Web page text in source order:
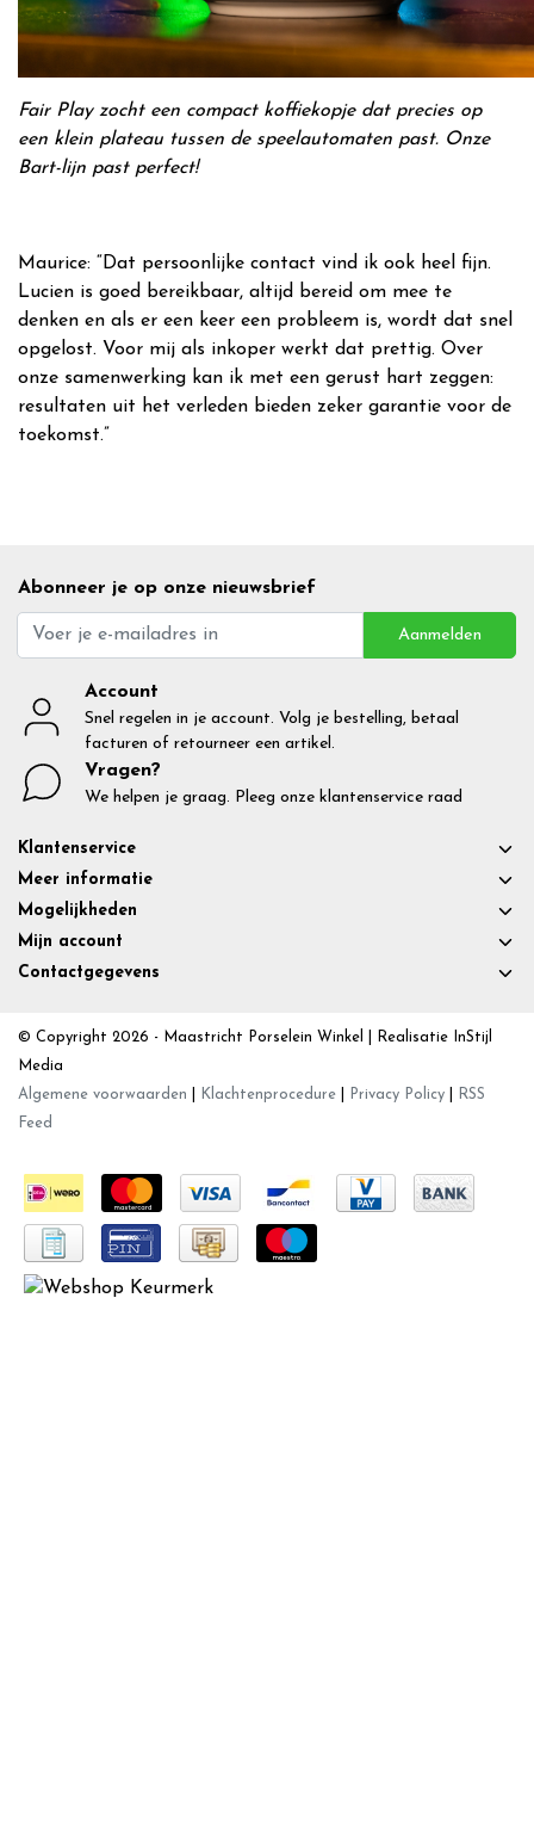
Fair Play zocht een compact koffiekopje dat precies op
een klein plateau tussen de speelautomaten past. Onze
Bart-lijn past perfect!
Maurice: “Dat persoonlijke contact vind ik ook heel fijn.
Lucien is goed bereikbaar, altijd bereid om mee te
denken en als er een keer een probleem is, wordt dat snel
opgelost. Voor mij als inkoper werkt dat prettig. Over
onze samenwerking kan ik met een gerust hart zeggen:
resultaten uit het verleden bieden zeker garantie voor de
toekomst.”
Abonneer je op onze nieuwsbrief
Aanmelden
Account
Snel regelen in je account. Volg je bestelling, betaal
facturen of retourneer een artikel.
Vragen?
We helpen je graag. Pleeg onze klantenservice raad
Klantenservice
Meer informatie
Mogelijkheden
Mijn account
Contactgegevens
© Copyright 2026 - Maastricht Porselein Winkel | Realisatie InStijl
Media
Algemene voorwaarden
Klachtenprocedure Privacy Policy
RSS
Feed